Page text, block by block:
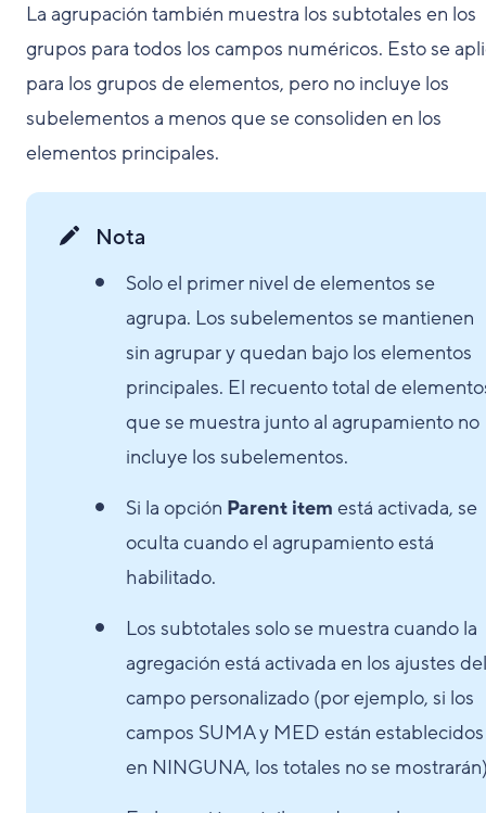
La agrupación también muestra los subtotales en los
grupos para todos los campos numéricos. Esto se
para los grupos de elementos, pero no incluye los
subelementos a menos que se consoliden en los
elementos principales.
Nota
Solo el primer nivel de elementos se
agrupa. Los subelementos se mantienen
sin agrupar y quedan bajo los elementos
principales. El recuento total de
que se muestra junto al agrupamiento no
incluye los subelementos.
Si la opción Parent item está activada, se
oculta cuando el agrupamiento está
habilitado.
Los subtotales solo se muestra cuando la
agregación está activada en los ajustes del
campo personalizado (por ejemplo, si los
campos SUMA y MED están establecidos
en NINGUNA, los totales no se